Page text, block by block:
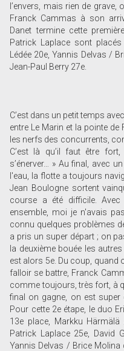
l’envers, mais rien de grave,
Franck Cammas à son
Danet termine cette
Patrick Laplace sont
Lédée 20e, Yannis Delvas /
Jean-Paul Berry 27e.
C’est dans un petit temps
entre Le Marin et la pointe
les nerfs des concurrents,
C’est là qu’il faut être
s’énerver… » Au final, avec
l'eau, la flotte a toujours
Jean Boulogne sortent
course a été difficile.
ensemble, moi je n'avais
connu quelques problèmes
a pris un super départ ; on
la deuxième bouée les
est alors 5e. Du coup, quand
falloir se battre, Franck
comme toujours, très fort, à
final on gagne, on est
Pour cette 2e étape, le duo
13e place, Markku Härmälä
Patrick Laplace 25e, David
Yannis Delvas / Brice Molina